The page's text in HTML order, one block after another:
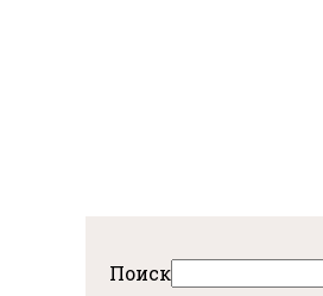
Поиск